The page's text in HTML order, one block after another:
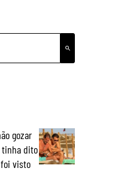
gozar
tinha dito
visto